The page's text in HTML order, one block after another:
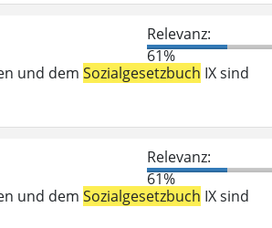
Relevanz:
61%
und dem Sozialgesetzbuch IX sind
Relevanz:
61%
und dem Sozialgesetzbuch IX sind